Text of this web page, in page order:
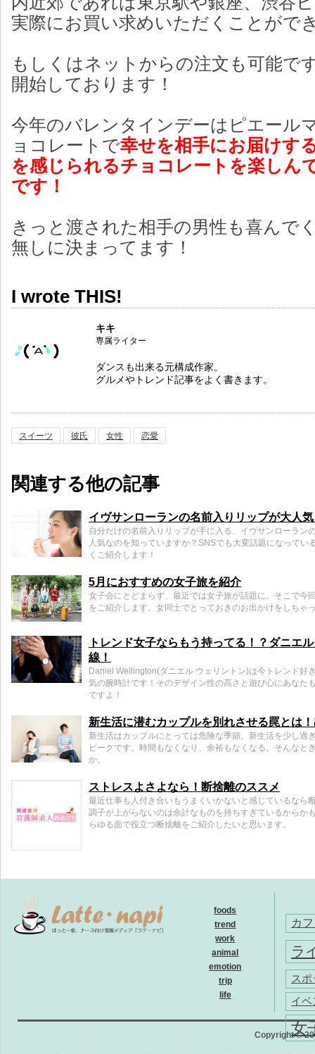
実際にお買い求めいただくことがで
もしくはネットからの注文も可能で
開始しております！
今年のバレンタインデーはピエール
ョコレートで幸せを相手にお届けす
を感じられるチョコレートを楽しん
です！
きっと渡された相手の男性も喜んで
無しに決まってます！
I wrote THIS!
キキ
専属ライター
ダンスも出来る元構成作家。
グルメやトレンド記事をよく書きます。
スイーツ 彼氏 女性 恋愛
関連する他の記事
イヴサンローランの名前入りリップが大人
自分だけの名前入りリップが手に入る、イヴサンローラン
人気なのを知っていますか？SNSでも大変話題になってい
くご紹介します！
5月におすすめの女子旅を紹介
女子会にとどまらず、最近では女子旅が話題に。そこで今
をご紹介します。女同士でとっておきのお出かけをしちゃ
トレンド女子ならもう持ってる！？ダニエ
線！
Daniel Wellington(ダニエル ウェリントン)は今トレンド好
気の腕時計です！そのデザイン性の高さと遊び心にあなた
ですよ！
新生活に潜むカップルを別れさせる罠とは
新生活はカップルにとっては危険な季節。新生活を少し過
ピークです。時間もなくなり、余裕もなくなる。そんなと
か。
ストレスよさよなら！断捨離のススメ
最近仕事も人付き合いもうまくいかないと感じているなら
調子が上がらないのは余計なものを持ちすぎているからか
らゆる面で役立つ断捨離をご紹介したいと思います。
foods
trend
work
animal
emotion
trip
life
カ
ラ
スポ
イベ
女
Copyright ©